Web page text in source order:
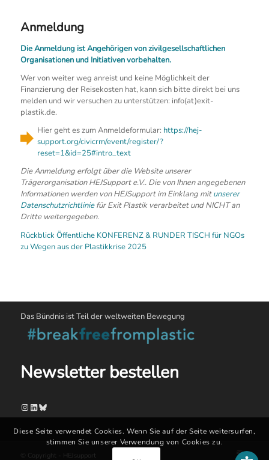
Anmeldung
Die Anmeldung ist Angehörigen von zivilgesellschaftlichen
Organisationen und Initiativen vorbehalten.
Wer von weiter weg anreist und keine Möglichkeit der
Finanzierung der Reisekosten hat, kann sich bitte direkt bei uns
melden und wir versuchen zu unterstützen: info(at)exit-
plastik.de.
Hier geht es zum Anmeldeformular: https://hej-
support.org/civicrm/event/register/?
reset=1&id=25#intro_text
Die Anmeldung erfolgt über die Website unserer
Trägerorganisation HEJSupport e.V.. Die von Ihnen angegebenen
Informationen werden von HEJSupport im Einklang mitunserer
Datenschutzrichtliniefür Exit Plastik verarbeitet und NICHT an
Dritte weitergegeben.
Rückblick Öffentliche KONFERENZ & RUNDER TISCH für NGOs
zu Wegen aus der Plastikkrise 2025
Das Bündnis ist Teil der weltweiten Bewegung
Newsletter bestellen
Instagram
LinkedIn
Bluesky
© Copyright - HEJsupport
Diese Seite verwendet Cookies. Wenn Sie auf der Seite weitersurfen,
stimmen Sie unserer Verwendung von Cookies zu.